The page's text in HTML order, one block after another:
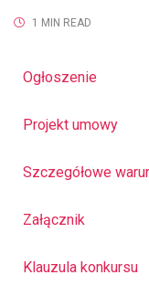
1 MIN READ
Ogłoszenie
Projekt umowy
Szczegółowe
Załącznik
Klauzula konkursu